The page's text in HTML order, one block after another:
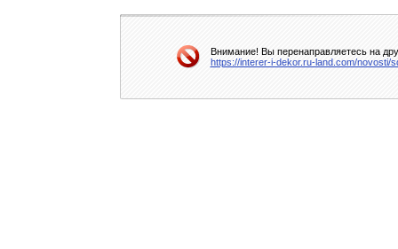
Внимание! Вы перенаправляетесь на
https://interer-i-dekor.ru-land.com/